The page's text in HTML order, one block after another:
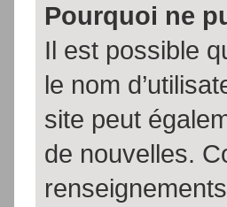
Pourquoi ne
Il est possible
le nom
site peut
de nouvelles.